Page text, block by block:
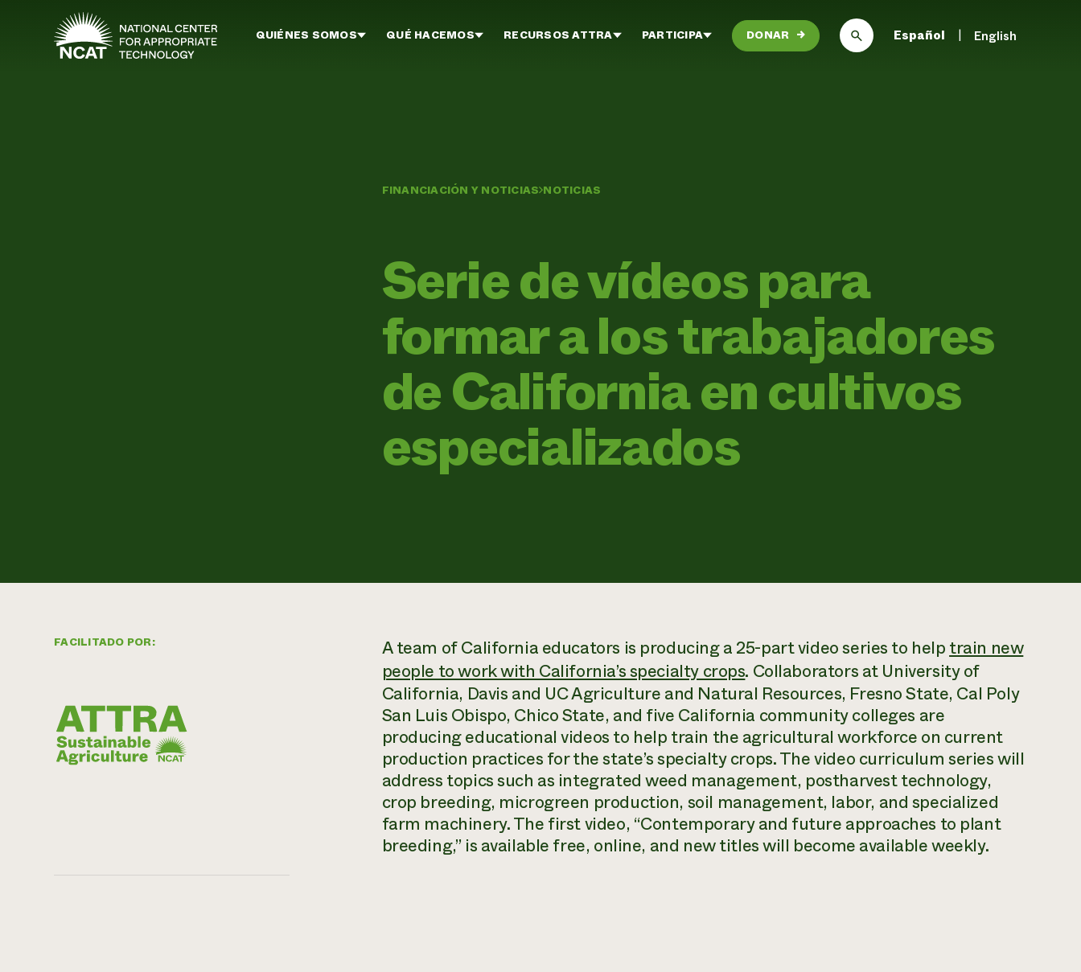
Ir al contenido principal
QUIÉNES SOMOS QUÉ HACEMOS RECURSOS ATTRA PARTICIPA DONAR → Español English
FINANCIACIÓN Y NOTICIAS NOTICIAS
Serie de vídeos para
formar a los trabajadores
de California en cultivos
especializados
FACILITADO POR: A team of California educators is producing a 25-part video series to help train new
people to work with California’s specialty crops. Collaborators at University of
California, Davis and UC Agriculture and Natural Resources, Fresno State, Cal Poly
San Luis Obispo, Chico State, and five California community colleges are
producing educational videos to help train the agricultural workforce on current
production practices for the state’s specialty crops. The video curriculum series will
address topics such as integrated weed management, postharvest technology,
crop breeding, microgreen production, soil management, labor, and specialized
farm machinery. The first video, “Contemporary and future approaches to plant
breeding,” is available free, online, and new titles will become available weekly.